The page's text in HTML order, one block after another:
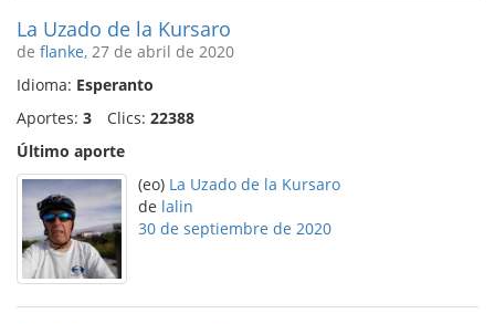
La Uzado de la Kursaro
de flanke, 27 de abril de 2020
Idioma: Esperanto
Aportes: 3 Clics: 22388
Último aporte
(eo) La Uzado de la Kursaro
de lalin
30 de septiembre de 2020